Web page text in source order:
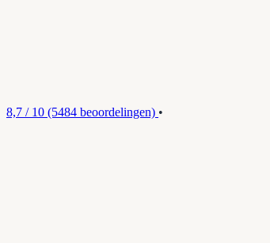
8,7 / 10 (5484 beoordelingen) •